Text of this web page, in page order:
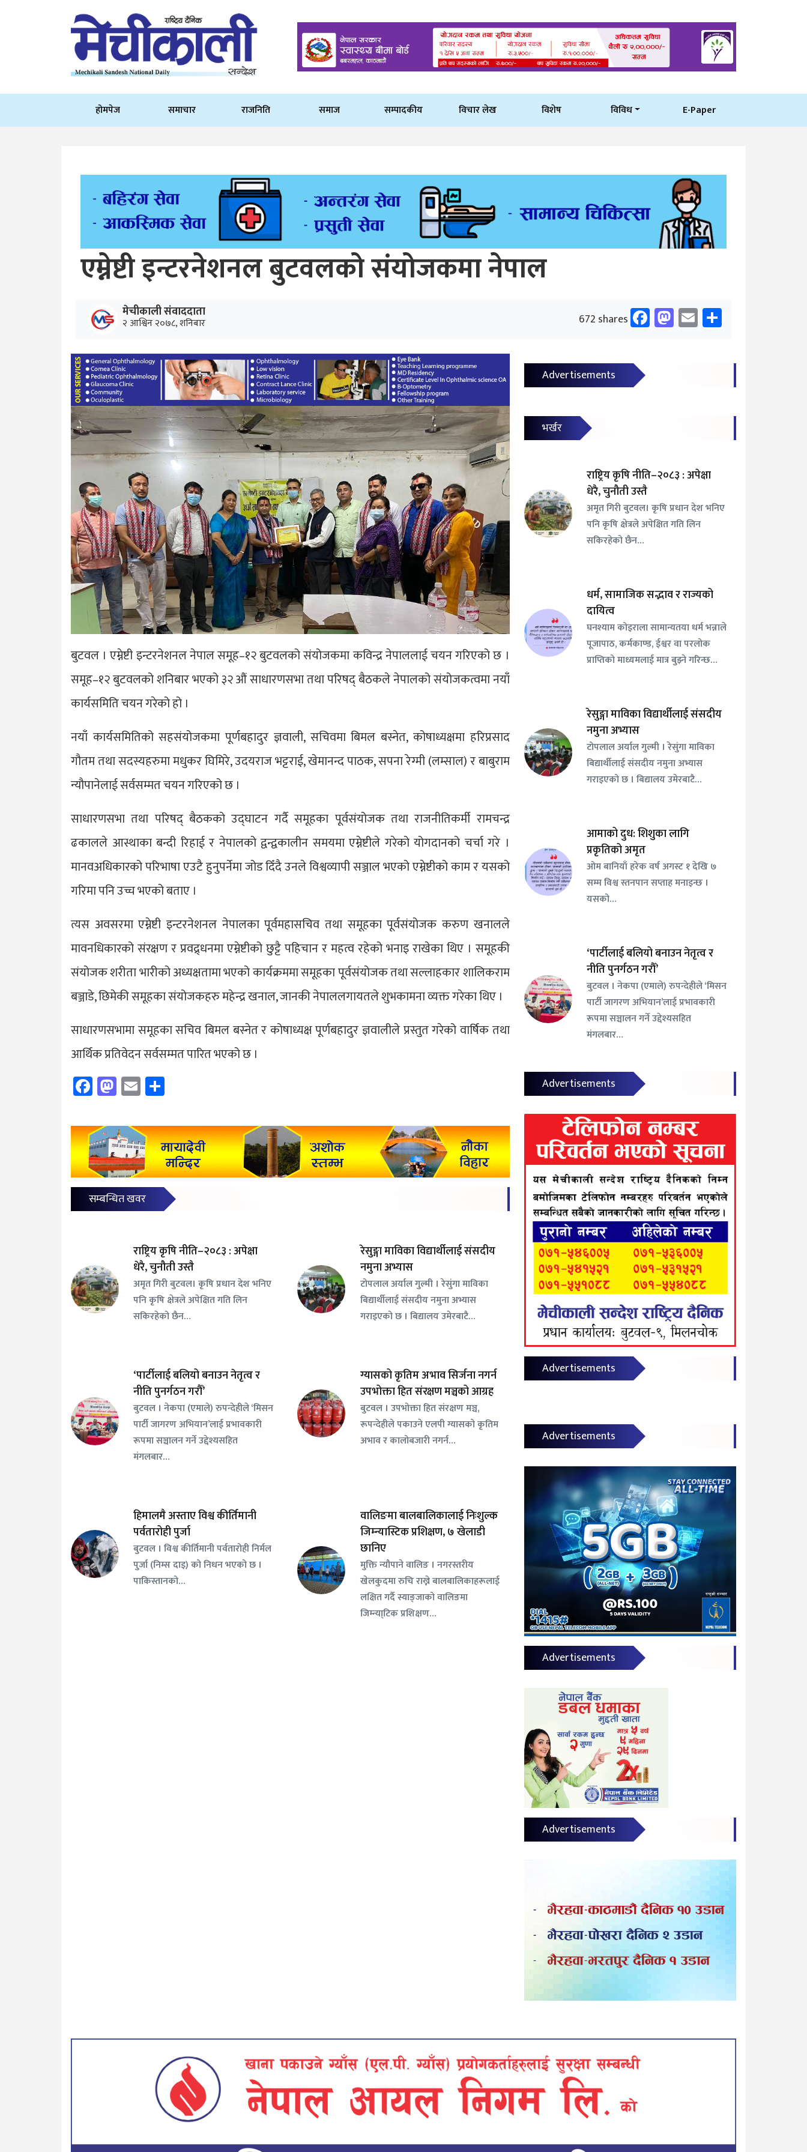
होमपेज समाचार राजनिति समाज सम्पादकीय विचार लेख विशेष विविध E-Paper
एम्नेष्टी इन्टरनेशनल बुटवलको संयोजकमा नेपाल
मेचीकाली संवाददाता
२ आश्विन २०७८, शनिबार 672 shares Facebook
Mastodon
Email
बुटवल । एम्नेष्टी इन्टरनेशनल नेपाल समूह–१२ बुटवलको संयोजकमा कविन्द्र नेपाललाई चयन गरिएको छ ।
समूह–१२ बुटवलको शनिबार भएको ३२ औं साधारणसभा तथा परिषद् बैठकले नेपालको संयोजकत्वमा नयाँ
कार्यसमिति चयन गरेको हो ।
नयाँ कार्यसमितिको सहसंयोजकमा पूर्णबहादुर ज्ञवाली, सचिवमा बिमल बस्नेत, कोषाध्यक्षमा हरिप्रसाद
गौतम तथा सदस्यहरुमा मधुकर घिमिरे, उदयराज भट्टराई, खेमानन्द पाठक, सपना रेग्मी (लम्साल) र बाबुराम
न्यौपानेलाई सर्वसम्मत चयन गरिएको छ ।
साधारणसभा तथा परिषद् बैठकको उद्घाटन गर्दै समूहका पूर्वसंयोजक तथा राजनीतिकर्मी रामचन्द्र
ढकालले आस्थाका बन्दी रिहाई र नेपालको द्वन्द्वकालीन समयमा एम्नेष्टीले गरेको योगदानको चर्चा गरे ।
मानवअधिकारको परिभाषा एउटै हुनुपर्नेमा जोड दिँदै उनले विश्वव्यापी सञ्जाल भएको एम्नेष्टीको काम र यसको
गरिमा पनि उच्च भएको बताए ।
त्यस अवसरमा एम्नेष्टी इन्टरनेशनल नेपालका पूर्वमहासचिव तथा समूहका पूर्वसंयोजक करुण खनालले
मावनधिकारको संरक्षण र प्रवद्र्धनमा एम्नेष्टीको छुट्टै पहिचान र महत्व रहेको भनाइ राखेका थिए । समूहकी
संयोजक शरीता भारीको अध्यक्षतामा भएको कार्यक्रममा समूहका पूर्वसंयोजक तथा सल्लाहकार शालिकराम
बञ्जाडे, छिमेकी समूहका संयोजकहरु महेन्द्र खनाल, जानकी नेपाललगायतले शुभकामना व्यक्त गरेका थिए ।
साधारणसभामा समूहका सचिव बिमल बस्नेत र कोषाध्यक्ष पूर्णबहादुर ज्ञवालीले प्रस्तुत गरेको वार्षिक तथा
आर्थिक प्रतिवेदन सर्वसम्मत पारित भएको छ ।
Facebook
Mastodon
Email
सम्बन्धित खवर
राष्ट्रिय कृषि नीति–२०८३ : अपेक्षा
धेरै, चुनौती उस्तै
अमृत गिरी बुटवल। कृषि प्रधान देश भनिए
पनि कृषि क्षेत्रले अपेक्षित गति लिन
सकिरहेको छैन…
रेसुङ्गा माविका विद्यार्थीलाई संसदीय
नमुना अभ्यास
टोपलाल अर्याल गुल्मी । रेसुंगा माविका
बिद्यार्थीलाई संसदीय नमुना अभ्यास
गराइएको छ । बिद्यालय उमेरबाटै…
‘पार्टीलाई बलियो बनाउन नेतृत्व र
नीति पुनर्गठन गरौँ’
बुटवल । नेकपा (एमाले) रुपन्देहीले ‘मिसन
पार्टी जागरण अभियान’लाई प्रभावकारी
रूपमा सञ्चालन गर्ने उद्देश्यसहित
मंगलबार…
ग्यासको कृतिम अभाव सिर्जना नगर्न
उपभोक्ता हित संरक्षण मञ्चको आग्रह
बुटवल । उपभोक्ता हित संरक्षण मञ्च,
रूपन्देहीले पकाउने एलपी ग्यासको कृतिम
अभाव र कालोबजारी नगर्न…
हिमालमै अस्ताए विश्व कीर्तिमानी
पर्वतारोही पुर्जा
बुटवल । विश्व कीर्तिमानी पर्वतारोही निर्मल
पुर्जा (निम्स दाइ) को निधन भएको छ ।
पाकिस्तानको…
वालिङमा बालबालिकालाई निःशुल्क
जिम्न्यास्टिक प्रशिक्षण, ७ खेलाडी
छानिए
​मुक्ति न्यौपाने वालिङ । नगरस्तरीय
खेलकुदमा रुचि राख्ने बालबालिकाहरूलाई
लक्षित गर्दै स्याङ्जाको वालिङमा
जिम्न्या्टिक प्रशिक्षण…
Advertisements
भर्खर
राष्ट्रिय कृषि नीति–२०८३ : अपेक्षा
धेरै, चुनौती उस्तै
अमृत गिरी बुटवल। कृषि प्रधान देश भनिए
पनि कृषि क्षेत्रले अपेक्षित गति लिन
सकिरहेको छैन…
धर्म, सामाजिक सद्भाव र राज्यको
दायित्व
घनश्याम कोइराला सामान्यतया धर्म भन्नाले
पूजापाठ, कर्मकाण्ड, ईश्वर वा परलोक
प्राप्तिको माध्यमलाई मात्र बुझ्ने गरिन्छ…
रेसुङ्गा माविका विद्यार्थीलाई संसदीय
नमुना अभ्यास
टोपलाल अर्याल गुल्मी । रेसुंगा माविका
बिद्यार्थीलाई संसदीय नमुना अभ्यास
गराइएको छ । बिद्यालय उमेरबाटै…
आमाको दुध: शिशुका लागि
प्रकृतिको अमृत
ओम बानियाँ हरेक वर्ष अगस्ट १ देखि ७
सम्म विश्व स्तनपान सप्ताह मनाइन्छ ।
यसको…
‘पार्टीलाई बलियो बनाउन नेतृत्व र
नीति पुनर्गठन गरौँ’
बुटवल । नेकपा (एमाले) रुपन्देहीले ‘मिसन
पार्टी जागरण अभियान’लाई प्रभावकारी
रूपमा सञ्चालन गर्ने उद्देश्यसहित
मंगलबार…
Advertisements
Advertisements
Advertisements
Advertisements
Advertisements